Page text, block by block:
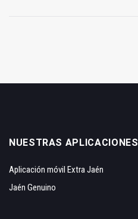
NUESTRAS APLICACIONES
Aplicación móvil Extra Jaén
Jaén Genuino